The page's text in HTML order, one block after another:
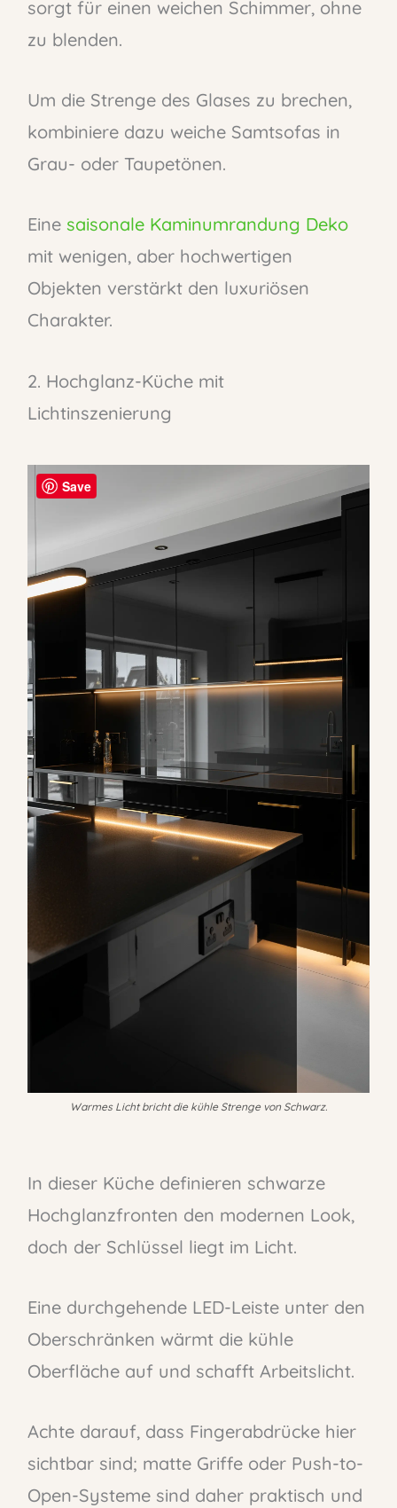
sorgt für einen weichen Schimmer, ohne
zu blenden.
Um die Strenge des Glases zu brechen,
kombiniere dazu weiche Samtsofas in
Grau- oder Taupetönen.
Eine saisonale Kaminumrandung Deko
mit wenigen, aber hochwertigen
Objekten verstärkt den luxuriösen
Charakter.
2. Hochglanz-Küche mit
Lichtinszenierung
Warmes Licht bricht die kühle Strenge von Schwarz.
In dieser Küche definieren schwarze
Hochglanzfronten den modernen Look,
doch der Schlüssel liegt im Licht.
Eine durchgehende LED-Leiste unter den
Oberschränken wärmt die kühle
Oberfläche auf und schafft Arbeitslicht.
Achte darauf, dass Fingerabdrücke hier
sichtbar sind; matte Griffe oder Push-to-
Open-Systeme sind daher praktisch und
Save